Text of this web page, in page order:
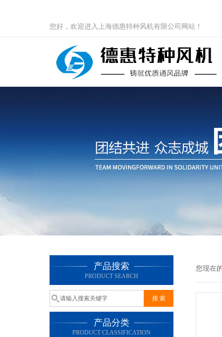
您好，欢迎进入上海德惠特种风机有限公司网站！
产品搜索
PRODUCT SEARCH
产品分类
PRODUCT CLASSIFICATION
您现在